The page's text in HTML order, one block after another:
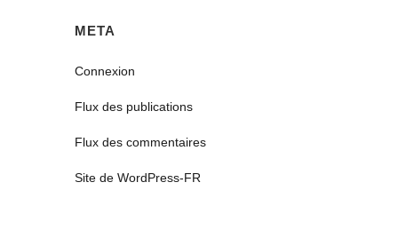
META
Connexion
Flux des publications
Flux des commentaires
Site de WordPress-FR